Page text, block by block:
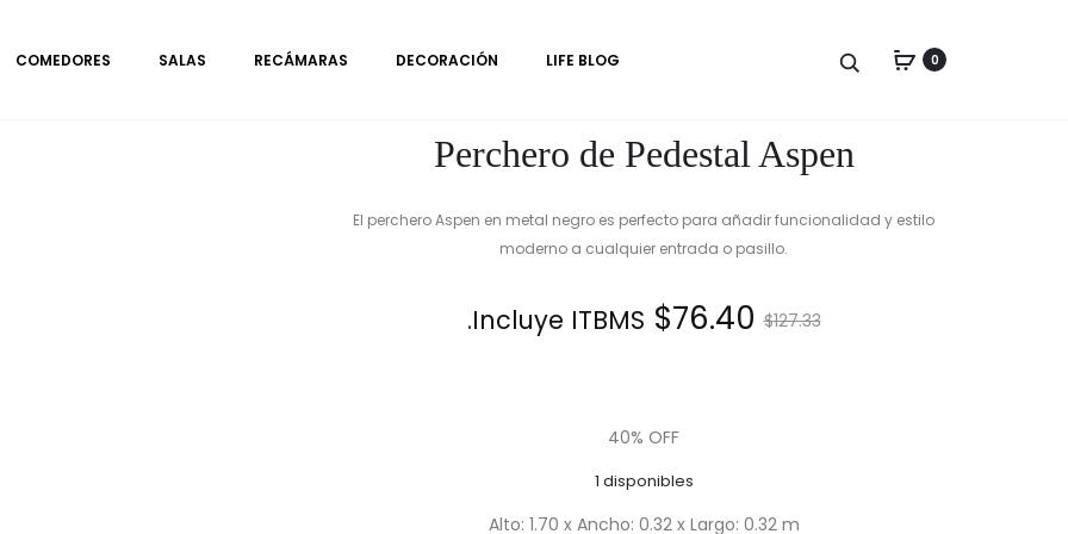
COMEDORES SALAS RECÁMARAS DECORACIÓN LIFE BLOG 0
Perchero de Pedestal Aspen
El perchero Aspen en metal negro es perfecto para añadir funcionalidad y estilo
moderno a cualquier entrada o pasillo.
$127.33
El
original
$76.40
El
actual
es:
Incluye ITBMS.
40% OFF
1 disponibles
Alto: 1.70 x Ancho: 0.32 x Largo: 0.32 m